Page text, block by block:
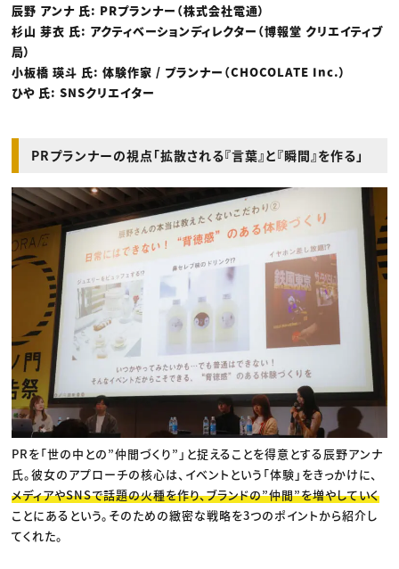
辰野 アンナ 氏: PRプランナー（株式会社電通）
杉山 芽衣 氏: アクティベーションディレクター（博報堂 クリエイティブ
局）
小板橋 瑛斗 氏: 体験作家 / プランナー（CHOCOLATE Inc.）
ひや 氏: SNSクリエイター
PRプランナーの視点「拡散される『言葉』と『瞬間』を作る」
PRを「世の中との”仲間づくり”」と捉えることを得意とする辰野アンナ
氏。彼女のアプローチの核心は、イベントという「体験」をきっかけに、
メディアやSNSで話題の火種を作り、ブランドの”仲間”を増やしていく
ことにあるという。そのための緻密な戦略を3つのポイントから紹介し
てくれた。